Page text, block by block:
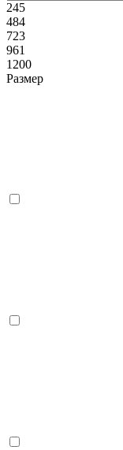
245
484
723
961
1200
Размер